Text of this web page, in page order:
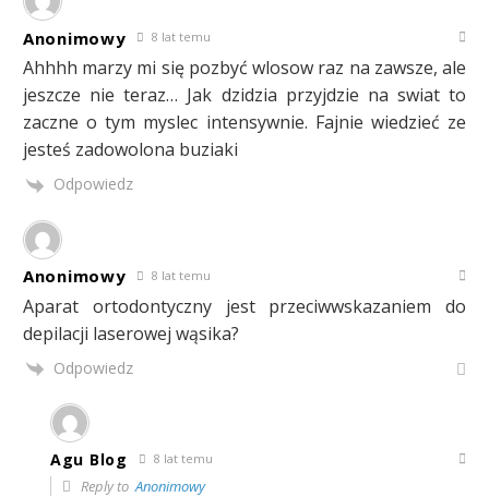
Anonimowy 8 lat temu
Ahhhh marzy mi się pozbyć wlosow raz na zawsze, ale
jeszcze nie teraz… Jak dzidzia przyjdzie na swiat to
zaczne o tym myslec intensywnie. Fajnie wiedzieć ze
jesteś zadowolona buziaki
Odpowiedz
Anonimowy 8 lat temu
Aparat ortodontyczny jest przeciwwskazaniem do
depilacji laserowej wąsika?
Odpowiedz
Agu Blog 8 lat temu
Reply toAnonimowy